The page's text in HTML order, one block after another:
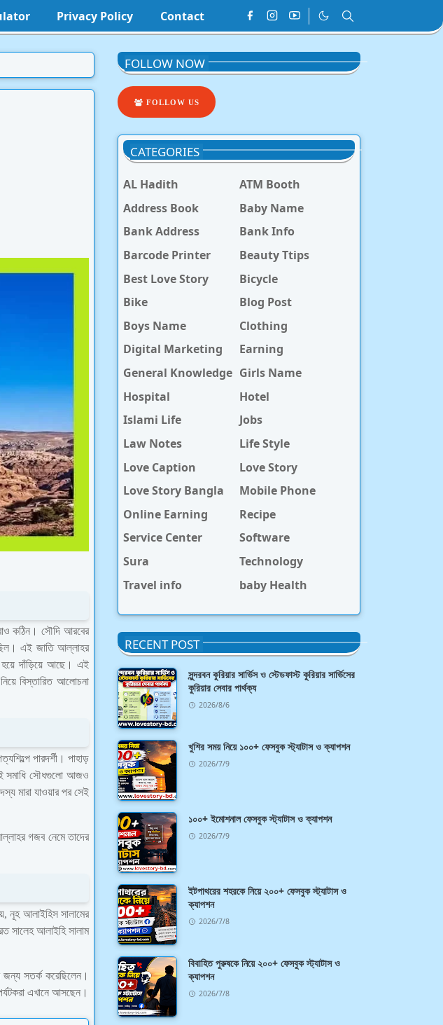
Privacy Policy Contact
কঠিন। সৌদি আরবের
ছিল। এই জাতি আল্লাহর
হয়ে দাঁড়িয়ে আছে। এই
বিস্তারিত আলোচনা
পারদর্শী। পাহাড়
সমাধি সৌধগুলো আজও
মারা যাওয়ার পর সেই
গজব নেমে তাদের
নূহ আলাইহিস সালামের
সালেহ আলাইহি সালাম
জন্য সতর্ক করেছিলেন।
এখানে আসছেন।
FOLLOW NOW
FOLLOW US
CATEGORIES
AL Hadith
ATM Booth
Address Book
Baby Name
Bank Address
Bank Info
Barcode Printer
Beauty Ttips
Best Love Story
Bicycle
Bike
Blog Post
Boys Name
Clothing
Digital Marketing
Earning
General Knowledge Girls Name
Hospital
Hotel
Islami Life
Jobs
Law Notes
Life Style
Love Caption
Love Story
Love Story Bangla
Mobile Phone
Online Earning
Recipe
Service Center
Software
Sura
Technology
Travel info
baby Health
RECENT POST
সুন্দরবন কুরিয়ার সার্ভিস ও স্টেডফাস্ট কুরিয়ার সার্ভিসের
কুরিয়ার সেবার পার্থক্য
2026/8/6
খুশির সময় নিয়ে ১০০+ ফেসবুক স্ট্যাটাস ও ক্যাপশন
2026/7/9
১০০+ ইমোশনাল ফেসবুক স্ট্যাটাস ও ক্যাপশন
2026/7/9
ইটপাথরের শহরকে নিয়ে ২০০+ ফেসবুক স্ট্যাটাস ও
ক্যাপশন
2026/7/8
বিবাহিত পুরুষকে নিয়ে ২০০+ ফেসবুক স্ট্যাটাস ও
ক্যাপশন
2026/7/8